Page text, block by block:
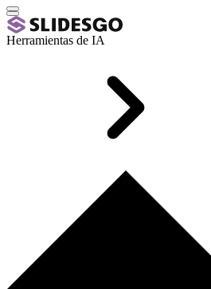
Herramientas de IA